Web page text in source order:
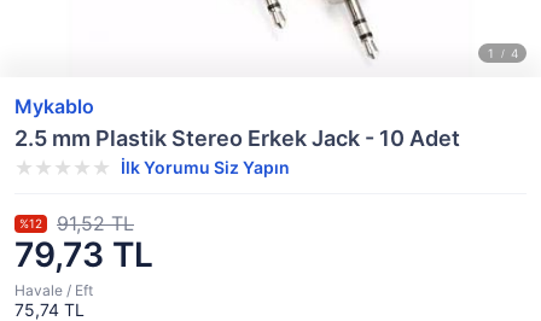
Mykablo
2.5 mm Plastik Stereo Erkek Jack - 10 Adet
İlk Yorumu Siz Yapın
79,73 TL
%12 91,52 TL
Havale / Eft
75,74 TL